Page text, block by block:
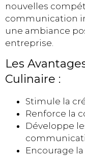
nouvelles
communication
une ambiance
entreprise.
Les
Culinaire :
Stimule la
Renforce la
Développe
Encourage